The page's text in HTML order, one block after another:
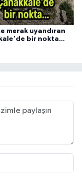
merak uyandıran
bir nokta...